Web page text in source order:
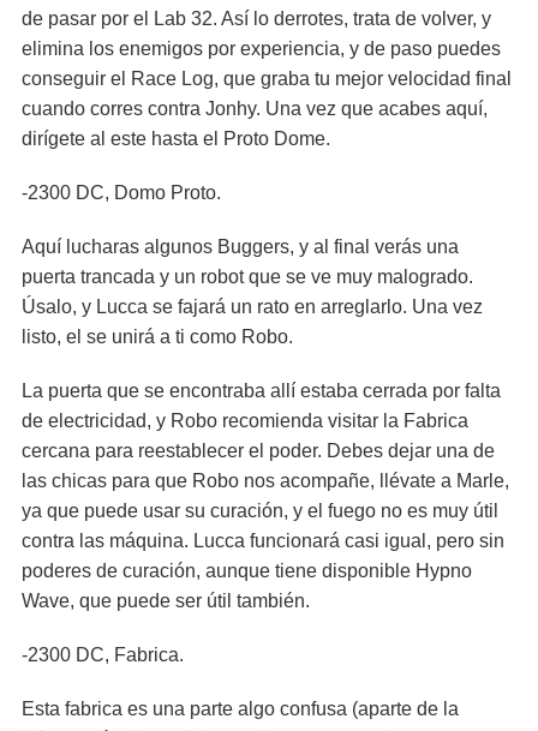
de pasar por el Lab 32. Así lo derrotes, trata de volver, y
elimina los enemigos por experiencia, y de paso puedes
conseguir el Race Log, que graba tu mejor velocidad final
cuando corres contra Jonhy. Una vez que acabes aquí,
dirígete al este hasta el Proto Dome.
-2300 DC, Domo Proto.
Aquí lucharas algunos Buggers, y al final verás una
puerta trancada y un robot que se ve muy malogrado.
Úsalo, y Lucca se fajará un rato en arreglarlo. Una vez
listo, el se unirá a ti como Robo.
La puerta que se encontraba allí estaba cerrada por falta
de electricidad, y Robo recomienda visitar la Fabrica
cercana para reestablecer el poder. Debes dejar una de
las chicas para que Robo nos acompañe, llévate a Marle,
ya que puede usar su curación, y el fuego no es muy útil
contra las máquina. Lucca funcionará casi igual, pero sin
poderes de curación, aunque tiene disponible Hypno
Wave, que puede ser útil también.
-2300 DC, Fabrica.
Esta fabrica es una parte algo confusa (aparte de la